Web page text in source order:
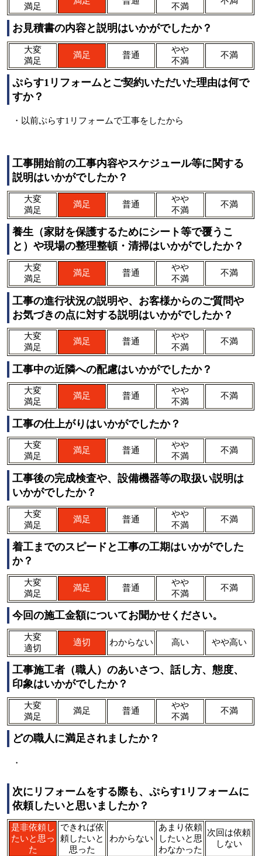
満足 不満
お見積書の内容と説明はいかがでしたか？
大変
満足
満足 普通
やや
不満
不満
ぷらす1リフォームとご契約いただいた理由は何で
すか？
・以前ぷらす1リフォームで工事をしたから
工事開始前の工事内容やスケジュール等に関する
説明はいかがでしたか？
大変
満足
満足 普通
やや
不満
不満
養生（家財を保護するためにシート等で覆うこ
と）や現場の整理整頓・清掃はいかがでしたか？
大変
満足
満足 普通
やや
不満
不満
工事の進行状況の説明や、お客様からのご質問や
お気づきの点に対する説明はいかがでしたか？
大変
満足
満足 普通
やや
不満
不満
工事中の近隣への配慮はいかがでしたか？
大変
満足
満足 普通
やや
不満
不満
工事の仕上がりはいかがでしたか？
大変
満足
満足 普通
やや
不満
不満
工事後の完成検査や、設備機器等の取扱い説明は
いかがでしたか？
大変
満足
満足 普通
やや
不満
不満
着工までのスピードと工事の工期はいかがでした
か？
大変
満足
満足 普通
やや
不満
不満
今回の施工金額についてお聞かせください。
大変
適切
適切 わからない 高い やや高い
工事施工者（職人）のあいさつ、話し方、態度、
印象はいかがでしたか？
大変
満足
満足 普通
やや
不満
不満
どの職人に満足されましたか？
・
次にリフォームをする際も、ぷらす1リフォームに
依頼したいと思いましたか？
是非依頼し
たいと思っ
た
できれば依
頼したいと
思った
わからない
あまり依頼
したいと思
わなかった
次回は依頼
しない